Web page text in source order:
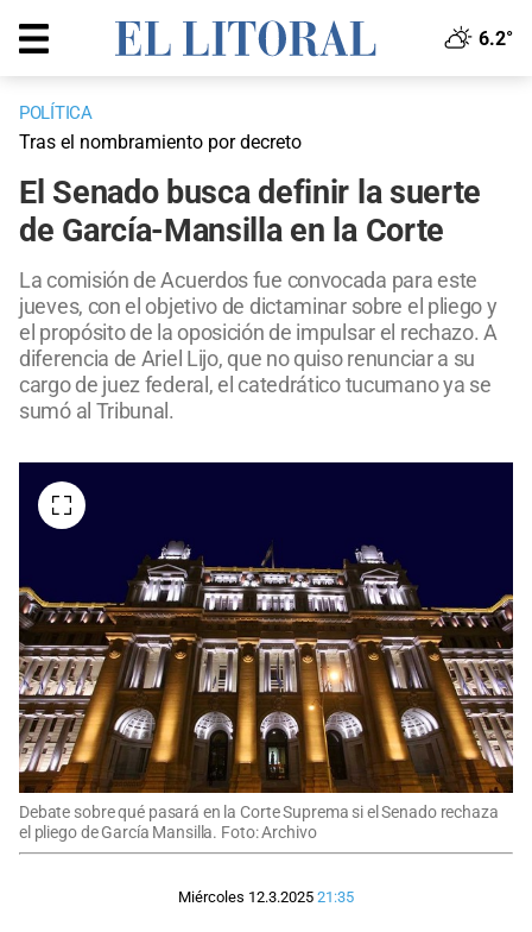
6.2°
POLÍTICA
Tras el nombramiento por decreto
El Senado busca definir la suerte
de García-Mansilla en la Corte
La comisión de Acuerdos fue convocada para este
jueves, con el objetivo de dictaminar sobre el pliego y
el propósito de la oposición de impulsar el rechazo. A
diferencia de Ariel Lijo, que no quiso renunciar a su
cargo de juez federal, el catedrático tucumano ya se
sumó al Tribunal.
Debate sobre qué pasará en la Corte Suprema si el Senado rechaza
el pliego de García Mansilla. Foto: Archivo
Miércoles 12.3.2025 21:35